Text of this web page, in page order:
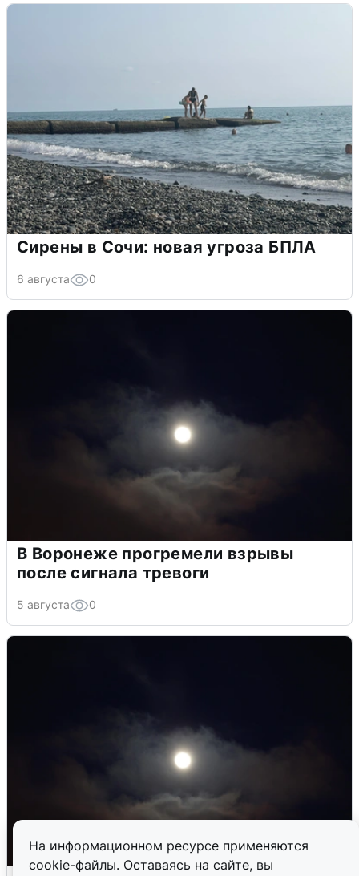
На информационном ресурсе применяются
cookie-файлы. Оставаясь на сайте, вы
Сирены в Сочи: новая угроза БПЛА
6 августа 0
В Воронеже прогремели взрывы
после сигнала тревоги
5 августа 0